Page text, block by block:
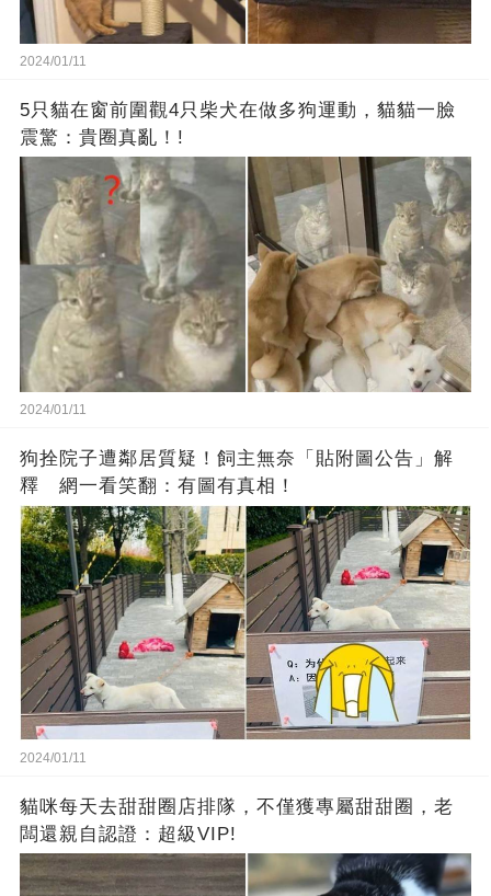
2024/01/11
5只貓在窗前圍觀4只柴犬在做多狗運動，貓貓一臉
震驚：貴圈真亂！!
2024/01/11
狗拴院子遭鄰居質疑！飼主無奈「貼附圖公告」解
釋 網一看笑翻：有圖有真相！
2024/01/11
貓咪每天去甜甜圈店排隊，不僅獲專屬甜甜圈，老
闆還親自認證：超級VIP!